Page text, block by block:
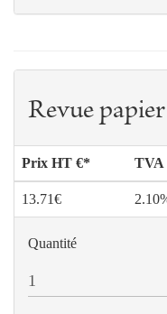
Revue papier
Prix HT €* TVA
13.71€
Quantité